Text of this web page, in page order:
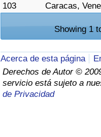
103
Caracas,
Showing 1
Acerca de esta página
Derechos de Autor ©
servicio está sujeto a
de Privacidad